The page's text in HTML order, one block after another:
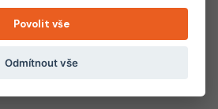
2, Praha 4, Jižní Město – Chodov
veřejnosti je bez souhlasu FYZIOklinika
Povolit vše
Odmítnout vše